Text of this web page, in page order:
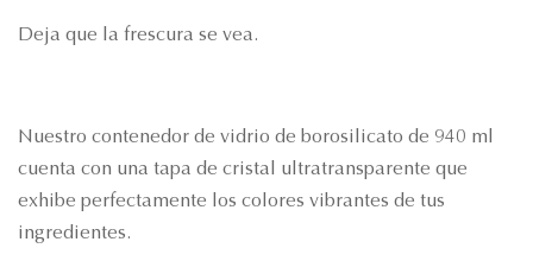
Deja que la frescura se vea.
Nuestro contenedor de vidrio de borosilicato de 940 ml
cuenta con una tapa de cristal ultratransparente que
exhibe perfectamente los colores vibrantes de tus
ingredientes.